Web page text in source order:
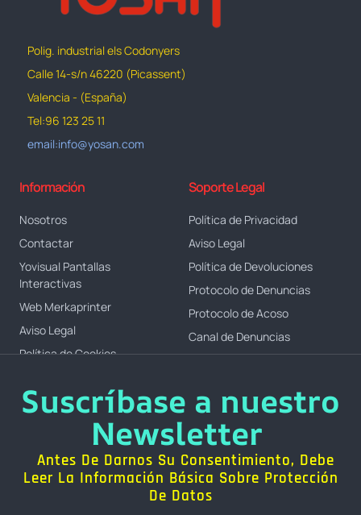
Polig. industrial els Codonyers
Calle 14-s/n 46220 (Picassent)
Valencia - (España)
Tel:96 123 25 11
email:info@yosan.com
Información
Nosotros
Contactar
Yovisual Pantallas
Interactivas
Web Merkaprinter
Aviso Legal
Política de Cookies
Soporte Legal
Política de Privacidad
Aviso Legal
Política de Devoluciones
Protocolo de Denuncias
Protocolo de Acoso
Canal de Denuncias
Suscríbase a nuestro
Newsletter
Antes De Darnos Su Consentimiento, Debe
Leer La Información Básica Sobre Protección
De Datos